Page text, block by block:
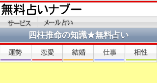
四柱推命の知識★無料占い